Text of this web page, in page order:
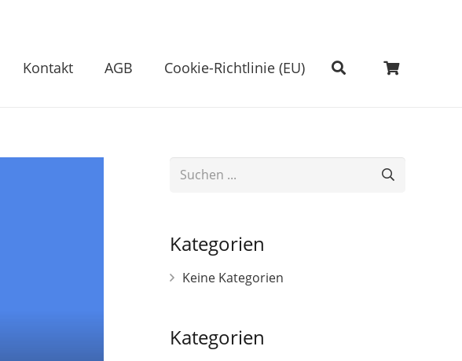
Kontakt AGB Cookie-Richtlinie (EU)
Kategorien
Keine Kategorien
Kategorien